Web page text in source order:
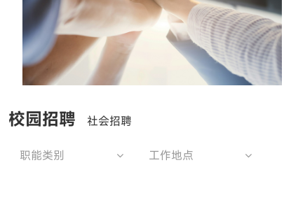
校园招聘 社会招聘
职能类别 工作地点